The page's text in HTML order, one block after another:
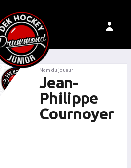
Nom du joueur
Jean-
Philippe
Cournoyer